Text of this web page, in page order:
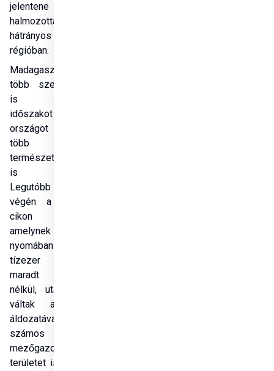
jelentene a
halmozottan
hátrányos helyzetű
régióban.
Madagaszkár most
több szempontból
is kritikus
időszakot él át, az
országot 2024-ben
több súlyos
természeti csapás
is sújtotta.
Legutóbb március
végén a Gamane
cikon tombolt,
amelynek
nyomában több
tízezer ember
maradt otthon
nélkül, utak, hidak
váltak a ciklon
áldozatává, és
számos
mezőgazdasági
területet is elöntött